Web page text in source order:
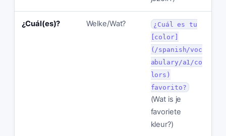
¿Cuál(es)? Welke/Wat?
¿Cuál es tu
[color]
(/spanish/voc
abulary/a1/co
lors)
favorito?
(Wat is je
favoriete
kleur?)